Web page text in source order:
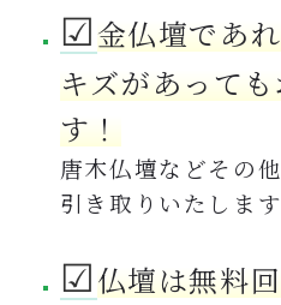
☑︎金仏壇であ
キズがあって
す！
唐木仏壇などその
引き取りいたします
☑︎仏壇は無料